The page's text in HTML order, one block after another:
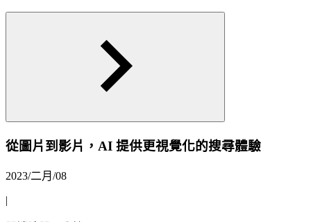
從圖片到影片，AI 提供更視覺化的搜尋體驗
2023/二月/08
|